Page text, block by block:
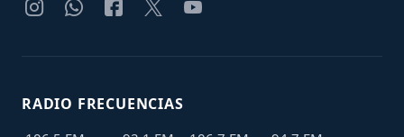
RADIO FRECUENCIAS